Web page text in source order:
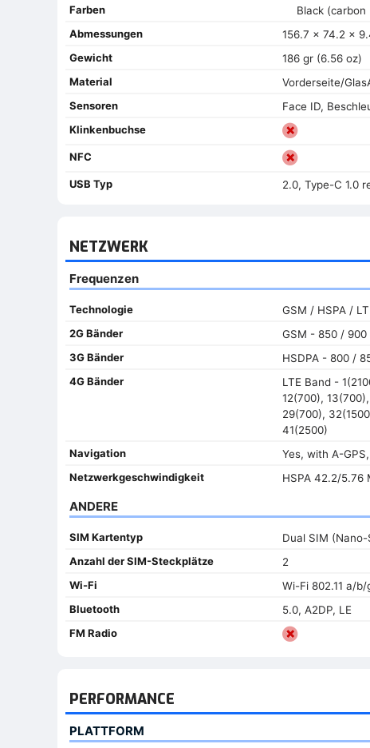
Farben
Black (carbon
Abmessungen
156.7 x 74.2 x
Gewicht
186 gr (6.56 oz)
Material
Vorderseite/
Sensoren
Face ID,
Klinkenbuchse
NFC
USB Typ 2.0, Type-C 1.0
NETZWERK
Frequenzen
Technologie
GSM / HSPA /
2G Bänder
GSM - 850 / 900
3G Bänder
HSDPA - 800 /
4G Bänder
LTE Band -
12(700),
29(700),
41(2500)
Navigation
Yes, with A-
Netzwerkgeschwindigkeit
HSPA 42.2/5.76
ANDERE
SIM Kartentyp
Dual SIM
Anzahl der SIM-Steckplätze
2
Wi-Fi
Wi-Fi 802.11 a/
Bluetooth
5.0, A2DP, LE
FM Radio
PERFORMANCE
PLATTFORM